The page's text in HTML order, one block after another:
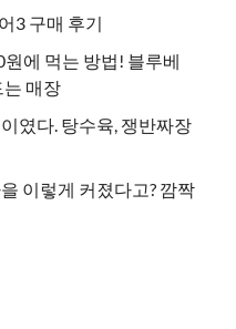
3 구매 후기
에 먹는 방법! 블루베
는 매장
였다. 탕수육, 쟁반짜장
이렇게 커졌다고? 깜짝